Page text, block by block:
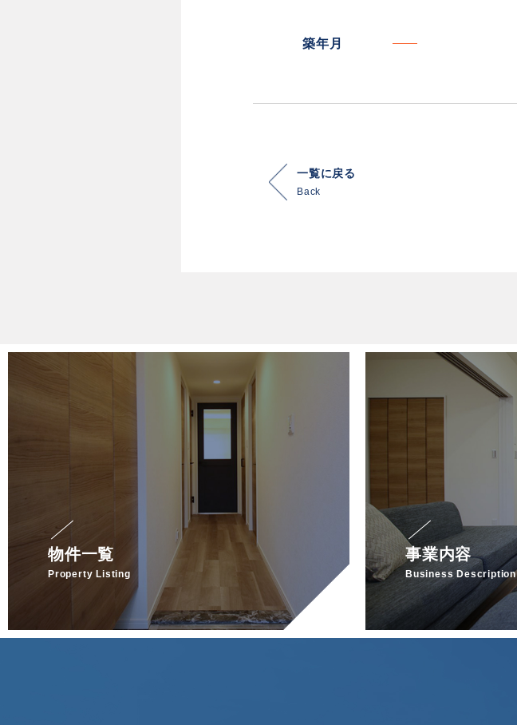
築年月
一覧に戻る
Back
物件一覧
Property Listing
事業内容
Business Description